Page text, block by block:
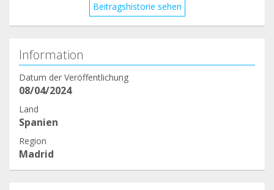
Beitragshistorie sehen
Information
Datum der Veröffentlichung
08/04/2024
Land
Spanien
Region
Madrid